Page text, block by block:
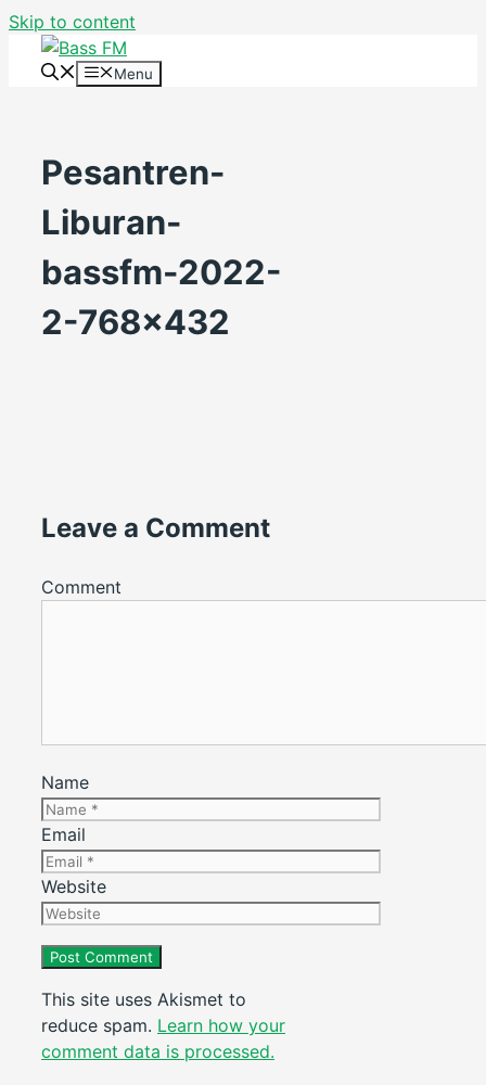
Skip to content
Menu
Pesantren-
Liburan-
bassfm-2022-
2-768×432
Leave a Comment
Comment
Name
Email
Website
This site uses Akismet to
reduce spam. Learn how your
comment data is processed.